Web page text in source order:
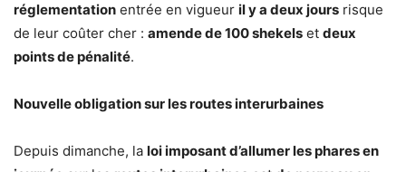
réglementation entrée en vigueur il y a deux jours risque
de leur coûter cher : amende de 100 shekels et deux
points de pénalité.
Nouvelle obligation sur les routes interurbaines
Depuis dimanche, la loi imposant d’allumer les phares en